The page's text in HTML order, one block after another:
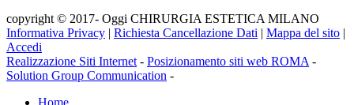
copyright © 2017- Oggi CHIRURGIA ESTETICA MILANO
Informativa Privacy | Richiesta Cancellazione Dati | Mappa del sito |
Accedi
Realizzazione Siti Internet - Posizionamento siti web ROMA -
Solution Group Communication -